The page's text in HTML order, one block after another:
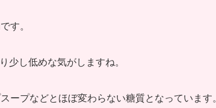
です。
少し低めな気がしますね。
ープなどとほぼ変わらない糖質となっています。